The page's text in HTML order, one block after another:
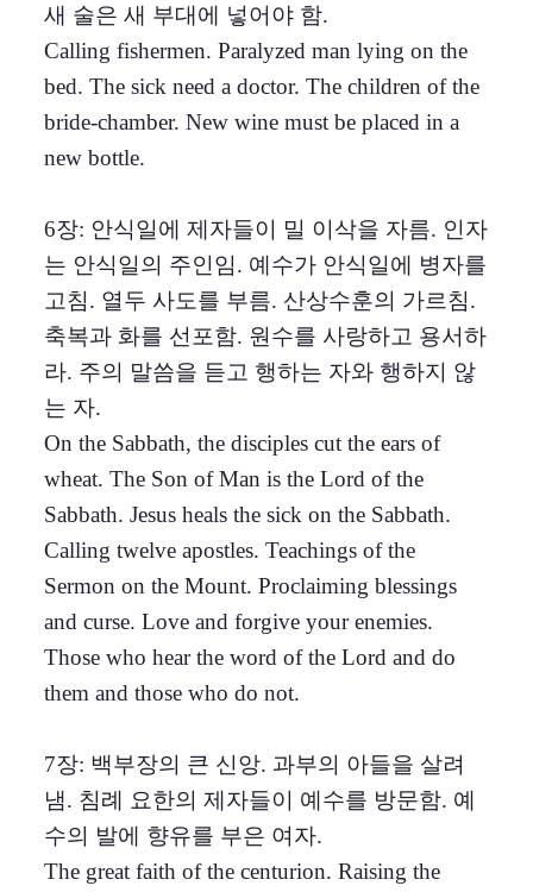
새 술은 새 부대에 넣어야 함.
Calling fishermen. Paralyzed man lying on the
bed. The sick need a doctor. The children of the
bride-chamber. New wine must be placed in a
new bottle.
6장: 안식일에 제자들이 밀 이삭을 자름. 인자
는 안식일의 주인임. 예수가 안식일에 병자를
고침. 열두 사도를 부름. 산상수훈의 가르침.
축복과 화를 선포함. 원수를 사랑하고 용서하
라. 주의 말씀을 듣고 행하는 자와 행하지 않
는 자.
On the Sabbath, the disciples cut the ears of
wheat. The Son of Man is the Lord of the
Sabbath. Jesus heals the sick on the Sabbath.
Calling twelve apostles. Teachings of the
Sermon on the Mount. Proclaiming blessings
and curse. Love and forgive your enemies.
Those who hear the word of the Lord and do
them and those who do not.
7장: 백부장의 큰 신앙. 과부의 아들을 살려
냄. 침례 요한의 제자들이 예수를 방문함. 예
수의 발에 향유를 부은 여자.
The great faith of the centurion. Raising the